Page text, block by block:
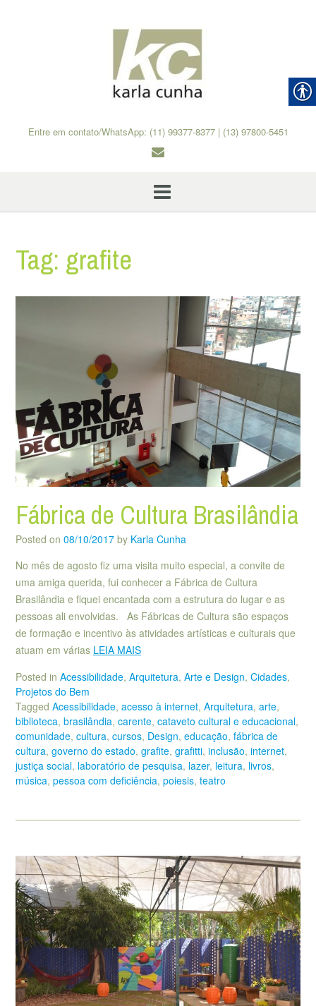
Entre em contato/WhatsApp: (11) 99377-8377 | (13) 97800-5451
Tag: grafite
Fábrica de Cultura Brasilândia
Posted on 08/10/2017 by Karla Cunha
No mês de agosto fiz uma visita muito especial, a convite de
uma amiga querida, fui conhecer a Fábrica de Cultura
Brasilândia e fiquei encantada com a estrutura do lugar e as
pessoas ali envolvidas. As Fábricas de Cultura são espaços
de formação e incentivo às atividades artísticas e culturais que
atuam em várias LEIA MAIS
Posted in Acessibilidade, Arquitetura, Arte e Design, Cidades,
Projetos do Bem
Tagged Acessibilidade, acesso à internet, Arquitetura, arte,
biblioteca, brasilândia, carente, cataveto cultural e educacional,
comunidade, cultura, cursos, Design, educação, fábrica de
cultura, governo do estado, grafite, grafitti, inclusão, internet,
justiça social, laboratório de pesquisa, lazer, leitura, livros,
música, pessoa com deficiência, poiesis, teatro